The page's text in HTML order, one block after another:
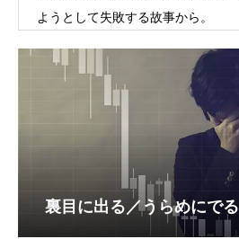
ようとして失敗する故事から。
裏目に出る／うらめにでる